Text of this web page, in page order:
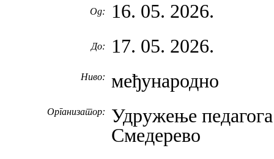
Од: 16. 05. 2026.
До: 17. 05. 2026.
Ниво: међународно
Организатор:
Удружење
Смедерево